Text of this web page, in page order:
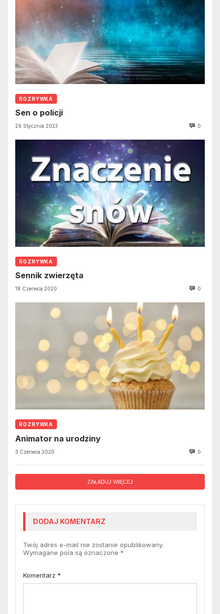
ROZRYWKA
Sen o policji
26 Stycznia 2023 0
ROZRYWKA
Sennik zwierzęta
18 Czerwca 2020 0
ROZRYWKA
Animator na urodziny
3 Czerwca 2020 0
ZAŁADUJ WIĘCEJ
DODAJ KOMENTARZ
Twój adres e-mail nie zostanie opublikowany.
Wymagane pola są oznaczone *
Komentarz *